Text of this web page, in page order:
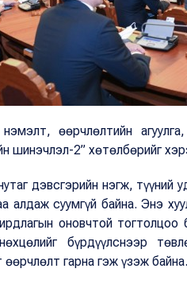
өөрчлөлтийн
шинэчлэл-2” хөтөлбөрийг
дэвсгэрийн нэгж, түүний
алдаж суумгүй байна. Энэ
оновчтой
бүрдүүлснээр
гарна гэж үзэж байна.